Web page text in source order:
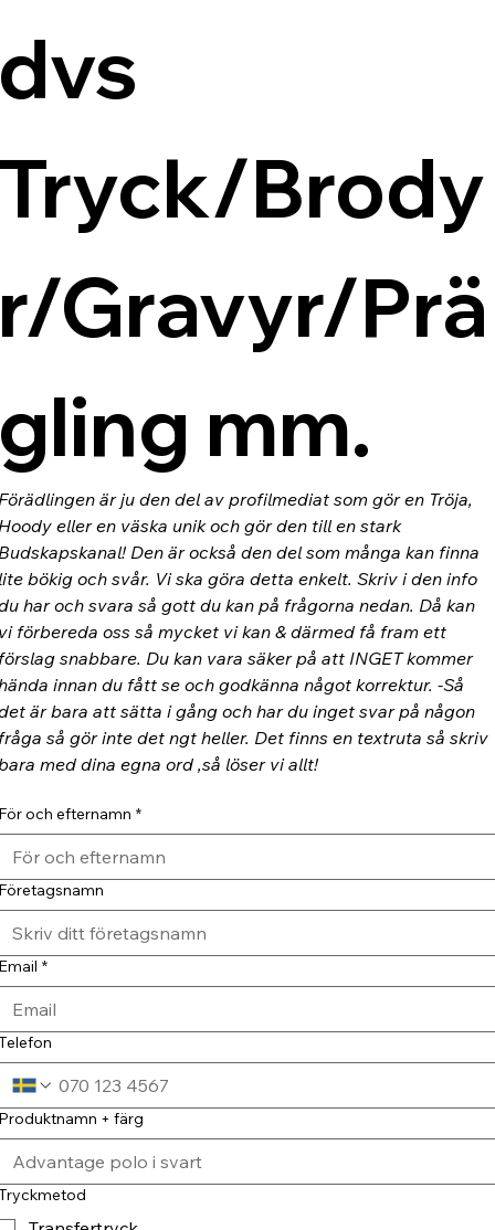
Brody
Gravyr/Prä
mm.
är ju den del av profilmediat som gör en Tröja,
eller en väska unik och gör den till en stark
Den är också den del som många kan finna
bökig och svår. Vi ska göra detta enkelt. Skriv i den info
har och svara så gott du kan på frågorna nedan. Då kan
förbereda oss så mycket vi kan & därmed få fram ett
snabbare. Du kan vara säker på att INGET kommer
innan du fått se och godkänna något korrektur. -Så
är bara att sätta i gång och har du inget svar på någon
så gör inte det ngt heller. Det finns en textruta så skriv
med dina egna ord ,så löser vi allt!
och efternamn *
*
+ färg